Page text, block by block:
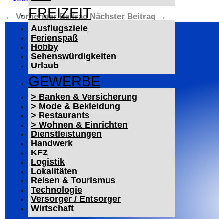
FREIZEIT
Ausflugsziele
Ferienspaß
Hobby
Sehenswürdigkeiten
Urlaub
GEWERBE
> Banken & Versicherung
> Mode & Bekleidung
> Restaurants
> Wohnen & Einrichten
Dienstleistungen
Handwerk
KFZ
Logistik
Lokalitäten
Reisen & Tourismus
Technologie
Versorger / Entsorger
Wirtschaft
← Vorheriger Beitrag Nächster Beitrag →